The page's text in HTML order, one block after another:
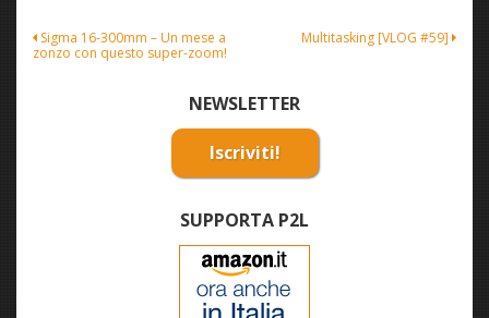
Navigazione
Sigma 16-300mm – Un mese a
zonzo con questo super-zoom!
Multitasking [VLOG #59]
NEWSLETTER
Iscriviti!
SUPPORTA P2L